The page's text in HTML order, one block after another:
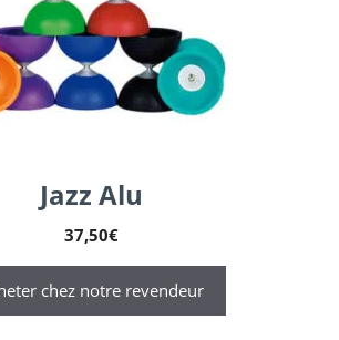
Jazz Alu
37,50€
chez notre revendeur